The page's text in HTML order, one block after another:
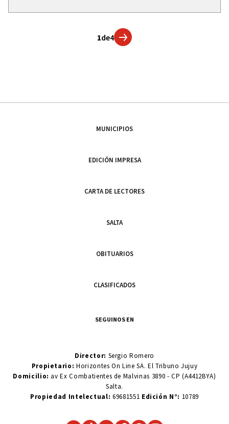
1de4
MUNICIPIOS
EDICIÓN IMPRESA
CARTA DE LECTORES
SALTA
OBITUARIOS
CLASIFICADOS
SEGUINOS EN
Director: Sergio Romero
Propietario:Horizontes On Line SA. El Tribuno Jujuy
Domicilio: av Ex Combatientes de Malvinas 3890 - CP (A4412BYA)
Salta.
Propiedad Intelectual: 69681551 Edición N°: 10789